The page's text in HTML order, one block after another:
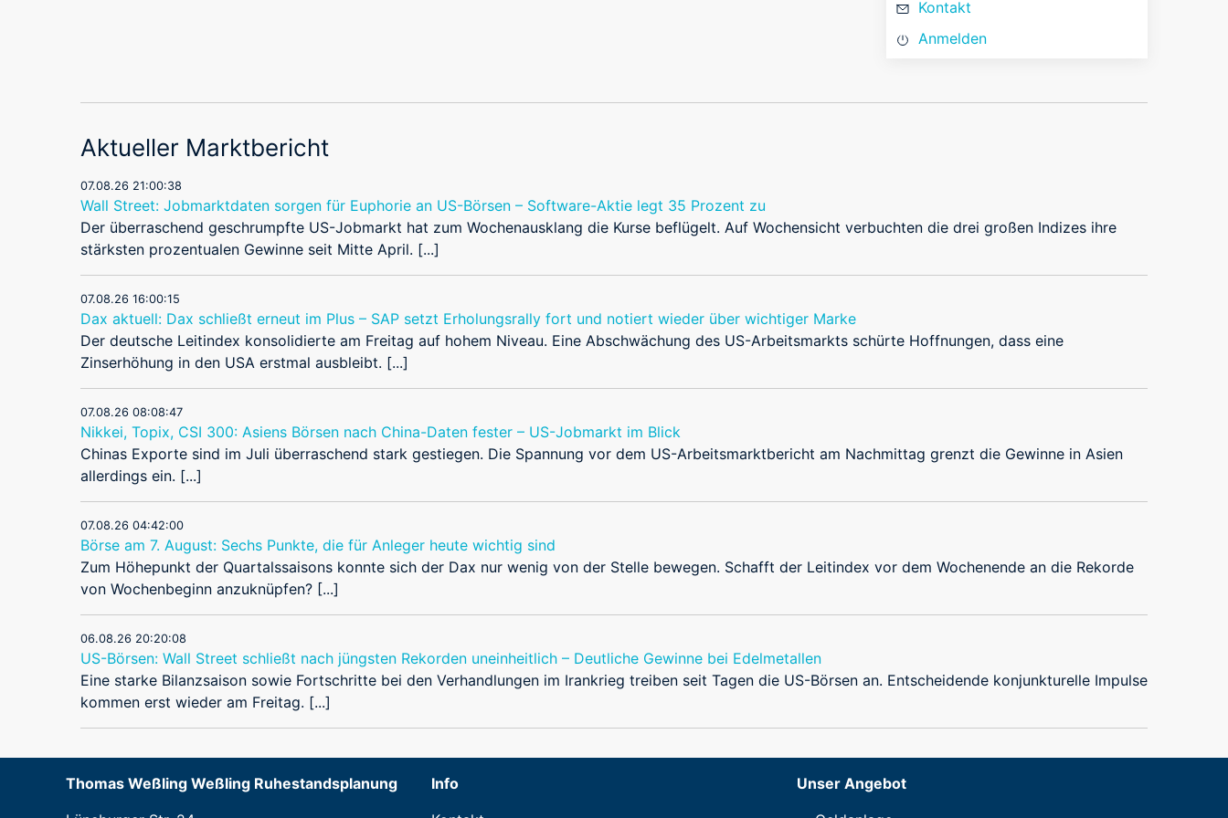
Kontakt
Anmelden
Aktueller Marktbericht
07.08.26 21:00:38
Wall Street: Jobmarktdaten sorgen für Euphorie an US-Börsen – Software-Aktie legt 35 Prozent zu
Der überraschend geschrumpfte US-Jobmarkt hat zum Wochenausklang die Kurse beflügelt. Auf Wochensicht verbuchten die drei großen Indizes ihre
stärksten prozentualen Gewinne seit Mitte April. [...]
07.08.26 16:00:15
Dax aktuell: Dax schließt erneut im Plus – SAP setzt Erholungsrally fort und notiert wieder über wichtiger Marke
Der deutsche Leitindex konsolidierte am Freitag auf hohem Niveau. Eine Abschwächung des US-Arbeitsmarkts schürte Hoffnungen, dass eine
Zinserhöhung in den USA erstmal ausbleibt. [...]
07.08.26 08:08:47
Nikkei, Topix, CSI 300: Asiens Börsen nach China-Daten fester – US-Jobmarkt im Blick
Chinas Exporte sind im Juli überraschend stark gestiegen. Die Spannung vor dem US-Arbeitsmarktbericht am Nachmittag grenzt die Gewinne in Asien
allerdings ein. [...]
07.08.26 04:42:00
Börse am 7. August: Sechs Punkte, die für Anleger heute wichtig sind
Zum Höhepunkt der Quartalssaisons konnte sich der Dax nur wenig von der Stelle bewegen. Schafft der Leitindex vor dem Wochenende an die Rekorde
von Wochenbeginn anzuknüpfen? [...]
06.08.26 20:20:08
US-Börsen: Wall Street schließt nach jüngsten Rekorden uneinheitlich – Deutliche Gewinne bei Edelmetallen
Eine starke Bilanzsaison sowie Fortschritte bei den Verhandlungen im Irankrieg treiben seit Tagen die US-Börsen an. Entscheidende konjunkturelle Impulse
kommen erst wieder am Freitag. [...]
Thomas Weßling Weßling Ruhestandsplanung
Info
Unser Angebot